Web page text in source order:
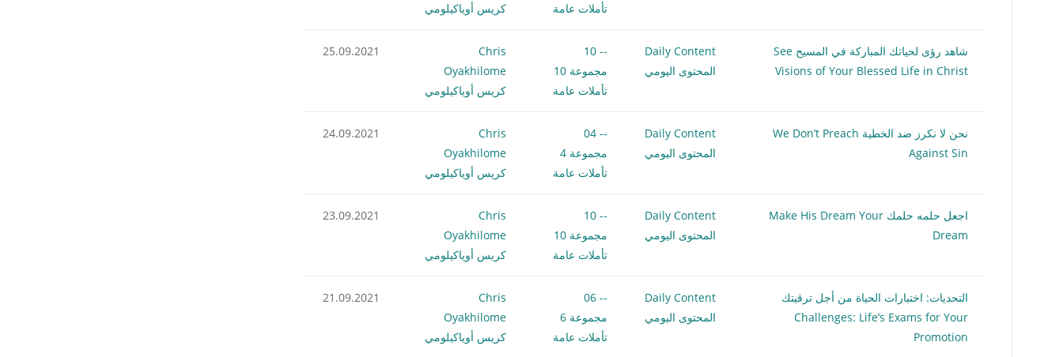
تأملات عامة
كريس أوياكيلومي
شاهد رؤى لحياتك المباركة في المسيح See
Visions of Your Blessed Life in Christ
Daily Content
المحتوى اليومي
-- 10
مجموعة 10
تأملات عامة
Chris
Oyakhilome
كريس أوياكيلومي
25.09.2021
نحن لا نكرز ضد الخطية We Don’t Preach
Against Sin
Daily Content
المحتوى اليومي
-- 04
مجموعة 4
تأملات عامة
Chris
Oyakhilome
كريس أوياكيلومي
24.09.2021
اجعل حلمه حلمك Make His Dream Your
Dream
Daily Content
المحتوى اليومي
-- 10
مجموعة 10
تأملات عامة
Chris
Oyakhilome
كريس أوياكيلومي
23.09.2021
التحديات: اختبارات الحياة من أجل ترقيتك
Challenges: Life’s Exams for Your
Promotion
Daily Content
المحتوى اليومي
-- 06
مجموعة 6
تأملات عامة
Chris
Oyakhilome
كريس أوياكيلومي
21.09.2021